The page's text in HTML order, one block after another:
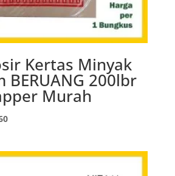
Kertas Minyak
BERUANG 200lbr
Murah
Harga
adalah: